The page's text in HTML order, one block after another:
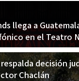
llega a
en el Teatro
decisión
Chaclán